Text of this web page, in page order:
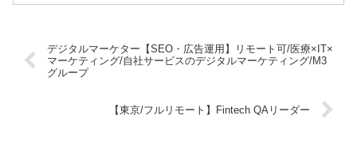
デジタルマーケター【SEO・広告運用】リモート可/医療×IT×
マーケティング/自社サービスのデジタルマーケティング/M3
グループ
【東京/フルリモート】Fintech QAリーダー